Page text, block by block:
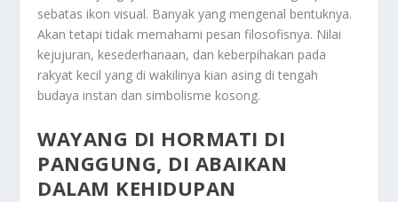
sebatas ikon visual. Banyak yang mengenal bentuknya.
Akan tetapi tidak memahami pesan filosofisnya. Nilai
kejujuran, kesederhanaan, dan keberpihakan pada
rakyat kecil yang di wakilinya kian asing di tengah
budaya instan dan simbolisme kosong.
WAYANG DI HORMATI DI
PANGGUNG, DI ABAIKAN
DALAM KEHIDUPAN